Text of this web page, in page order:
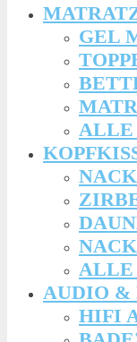
GEL
ALLE
ALLE
AUDIO &
HIFI